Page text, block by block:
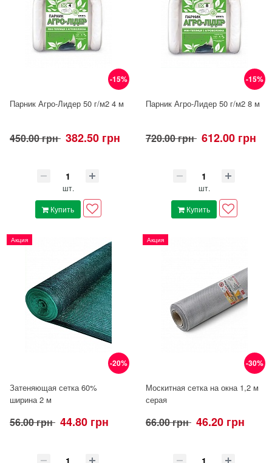
-15%
Парник Агро-Лидер 50 г/м2 4 м
450.00 грн 382.50 грн
шт.
Купить
-15%
Парник Агро-Лидер 50 г/м2 8 м
720.00 грн 612.00 грн
шт.
Купить
-20%
Акция
Затеняющая сетка 60%
ширина 2 м
56.00 грн 44.80 грн
-30%
Акция
Москитная сетка на окна 1,2 м
серая
66.00 грн 46.20 грн